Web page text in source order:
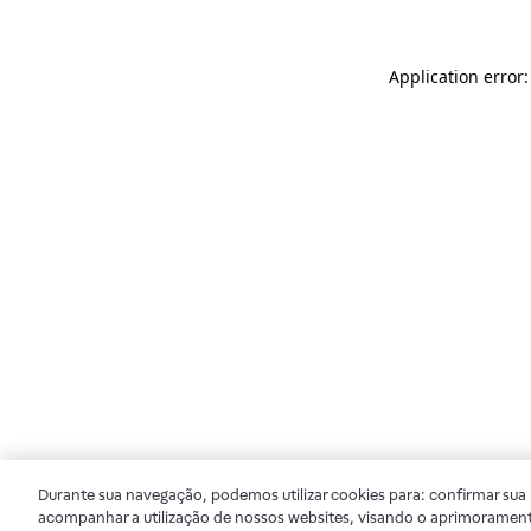
Application
Durante sua navegação, podemos utilizar cookies para: confirmar
acompanhar a utilização de nossos websites, visando o